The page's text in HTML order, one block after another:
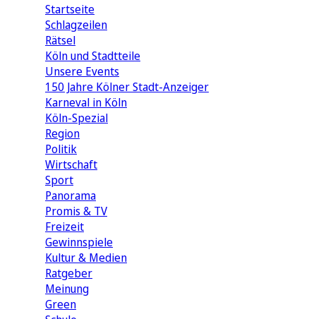
Startseite
Schlagzeilen
Rätsel
Köln und Stadtteile
Unsere Events
150 Jahre Kölner Stadt-Anzeiger
Karneval in Köln
Köln-Spezial
Region
Politik
Wirtschaft
Sport
Panorama
Promis & TV
Freizeit
Gewinnspiele
Kultur & Medien
Ratgeber
Meinung
Green